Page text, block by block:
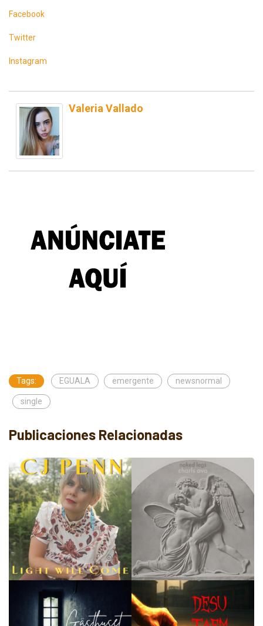
Facebook
Twitter
Instagram
Valeria Vallado
Tags: EGUALA emergente newsnormal
single
Publicaciones Relacionadas